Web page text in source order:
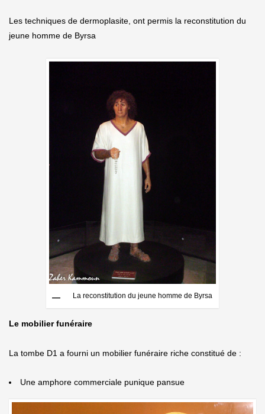
Les techniques de dermoplasite, ont permis la reconstitution du
jeune homme de Byrsa
La reconstitution du jeune homme de Byrsa
Le mobilier funéraire
La tombe D1 a fourni un mobilier funéraire riche constitué de :
Une amphore commerciale punique pansue